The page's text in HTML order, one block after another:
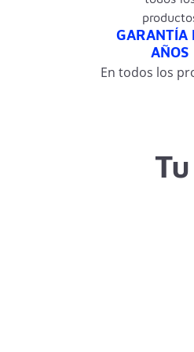
GARANTÍA
AÑOS
En todos los